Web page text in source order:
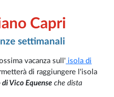
Capri
settimanali
vacanza sull' isola di
di raggiungere l'isola
di Vico Equense che dista